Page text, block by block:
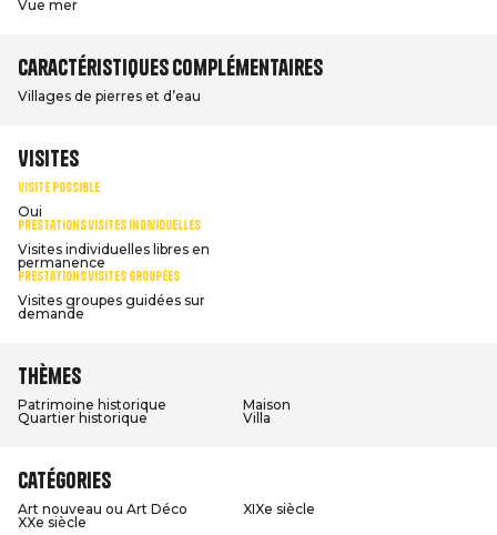
Vue mer
Caractéristiques complémentaires
Villages de pierres et d’eau
Visites
Visite possible
Oui
Prestations visites individuelles
Visites individuelles libres en
permanence
Prestations visites groupées
Visites groupes guidées sur
demande
Thèmes
Patrimoine historique
Maison
Quartier historique
Villa
Catégories
Art nouveau ou Art Déco
XIXe siècle
XXe siècle